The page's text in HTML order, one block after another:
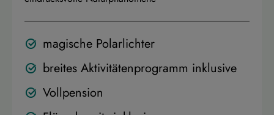
magische Polarlichter
breites Aktivitätenprogramm inklusive
Vollpension